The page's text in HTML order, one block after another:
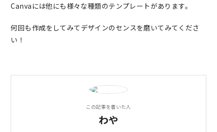
Canvaには他にも様々な種類のテンプレートがあります。
何回も作成をしてみてデザインのセンスを磨いてみてくださ
い！
この記事を書いた人
わや